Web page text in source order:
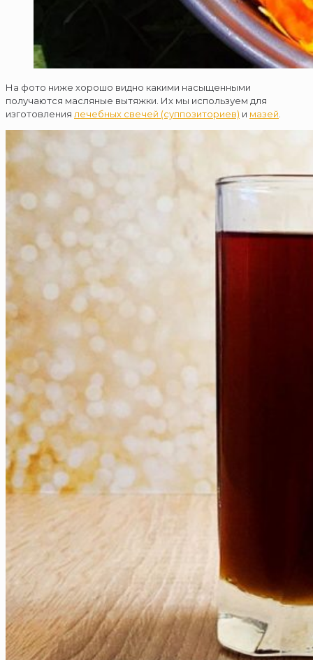
На фото ниже хорошо видно какими насыщенными
получаются масляные вытяжки. Их мы используем для
изготовления лечебных свечей (суппозиториев) и мазей